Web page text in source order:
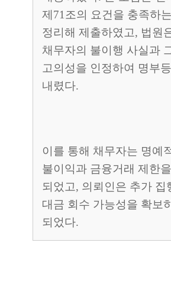
제71조의 요건을 충족하
정리해 제출하였고, 법원
채무자의 불이행 사실과
고의성을 인정하여 명부
내렸다.
이를 통해 채무자는 명예
불이익과 금융거래 제한을
되었고, 의뢰인은 추가 집
대금 회수 가능성을 확보
되었다.